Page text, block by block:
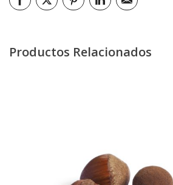
Productos Relacionados